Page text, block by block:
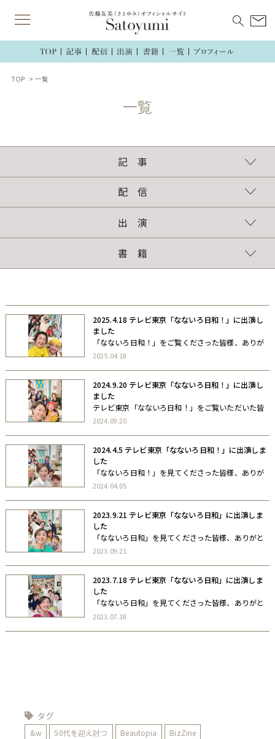
TOP 一覧
記 事
配 信
出 演
書 籍
2025.4.18 テレビ東京「なないろ日和！」に出演し
ました
「なないろ日和！」をご覧くださった皆様、ありが
とうございました。 コメンテーターとして出演し、
2025.04.18
2024.9.20 テレビ東京「なないろ日和！」に出演し
ました
テレビ東京「なないろ日和！」をご覧いただいた皆
様、ありがとうございました。コメンテーターとし
ゆみ
2024.09.20
2024.4.5 テレビ東京「なないろ日和！」に出演しま
した
「なないろ日和！」を見てくださった皆様、ありが
とうございました。 コメンテーターとして出演し、
2024.04.05
2023.9.21 テレビ東京「なないろ日和」に出演しま
した
「なないろ日和」を見てくださった皆様、ありがと
うございました。 コメンテーターとして出演し、
2023.09.21
2023.7.18 テレビ東京「なないろ日和」に出演しま
した
「なないろ日和」を見てくださった皆様、ありがと
うございました。 コメンテーターとして出演し、夏
2023.07.18
タグ
&w 50代を迎え討つ Beautopia BizZine